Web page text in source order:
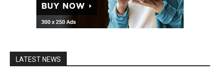
LATEST NEWS